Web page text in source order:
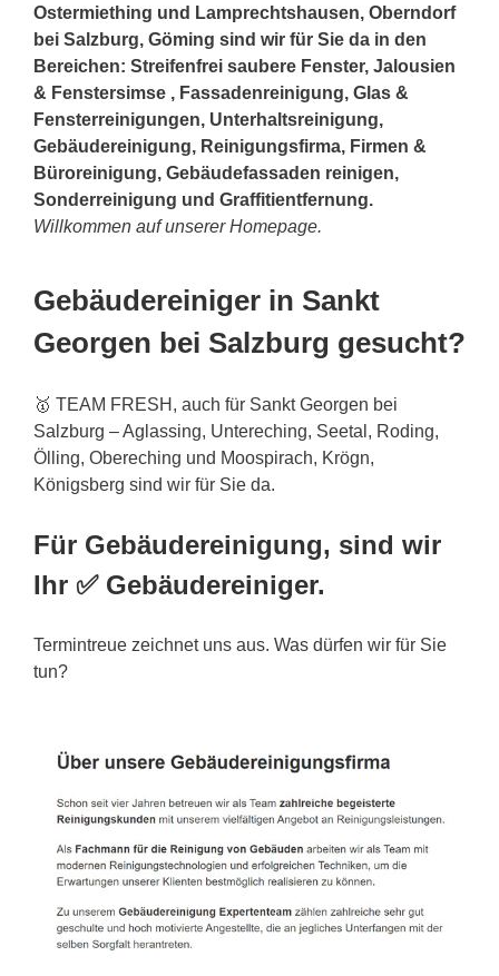
Ostermiething und Lamprechtshausen, Oberndorf
bei Salzburg, Göming sind wir für Sie da in den
Bereichen: Streifenfrei saubere Fenster, Jalousien
& Fenstersimse , Fassadenreinigung, Glas &
Fensterreinigungen, Unterhaltsreinigung,
Gebäudereinigung, Reinigungsfirma, Firmen &
Büroreinigung, Gebäudefassaden reinigen,
Sonderreinigung und Graffitientfernung.
Willkommen auf unserer Homepage.
Gebäudereiniger in Sankt
Georgen bei Salzburg gesucht?
🥇 TEAM FRESH, auch für Sankt Georgen bei
Salzburg – Aglassing, Untereching, Seetal, Roding,
Ölling, Obereching und Moospirach, Krögn,
Königsberg sind wir für Sie da.
Für Gebäudereinigung, sind wir
Ihr ✅ Gebäudereiniger.
Termintreue zeichnet uns aus. Was dürfen wir für Sie
tun?